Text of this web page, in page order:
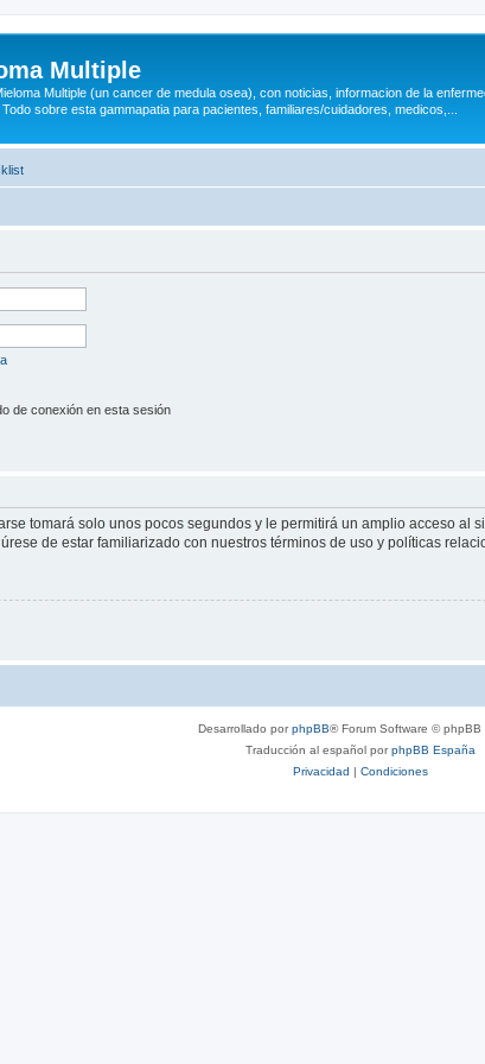
Multiple
Multiple (un cancer de medula osea), con noticias, informacion de la
sobre esta gammapatia para pacientes, familiares/cuidadores, medicos,...
de conexión en esta sesión
tomará solo unos pocos segundos y le permitirá un amplio acceso
de estar familiarizado con nuestros términos de uso y políticas
Desarrollado porphpBB® Forum Software © phpBB
Traducción al español porphpBB España
Privacidad | Condiciones